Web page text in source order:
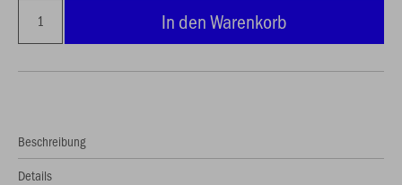
In den Warenkorb
Beschreibung
Details